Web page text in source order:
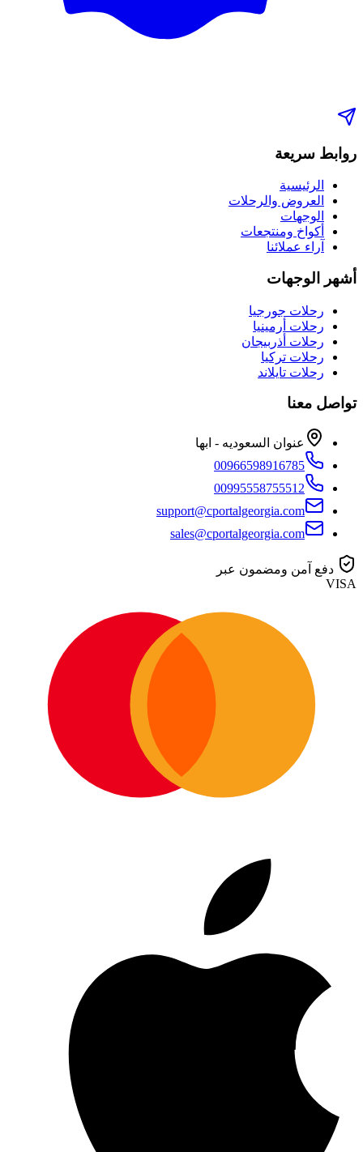
روابط سريعة
الرئيسية
العروض والرحلات
الوجهات
أكواخ ومنتجعات
آراء عملائنا
أشهر الوجهات
رحلات جورجيا
رحلات أرمينيا
رحلات أذربيجان
رحلات تركيا
رحلات تايلاند
تواصل معنا
عنوان السعوديه - ابها
00966598916785
00995558755512
support@cportalgeorgia.com
sales@cportalgeorgia.com
دفع آمن ومضمون عبر
VISA